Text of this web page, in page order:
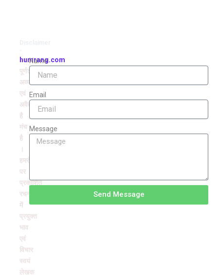
humrang.com
पूर्णतः
अव्यवसायिक
एवं
अवैतनिक
है
मंच
है
हमरंग
पर
प्रकाशित
रचनाओं
में
प्रयुक्त
भाव
एवं
विचार
स्वयं
लेखक
Name
Email
Message
Send Message